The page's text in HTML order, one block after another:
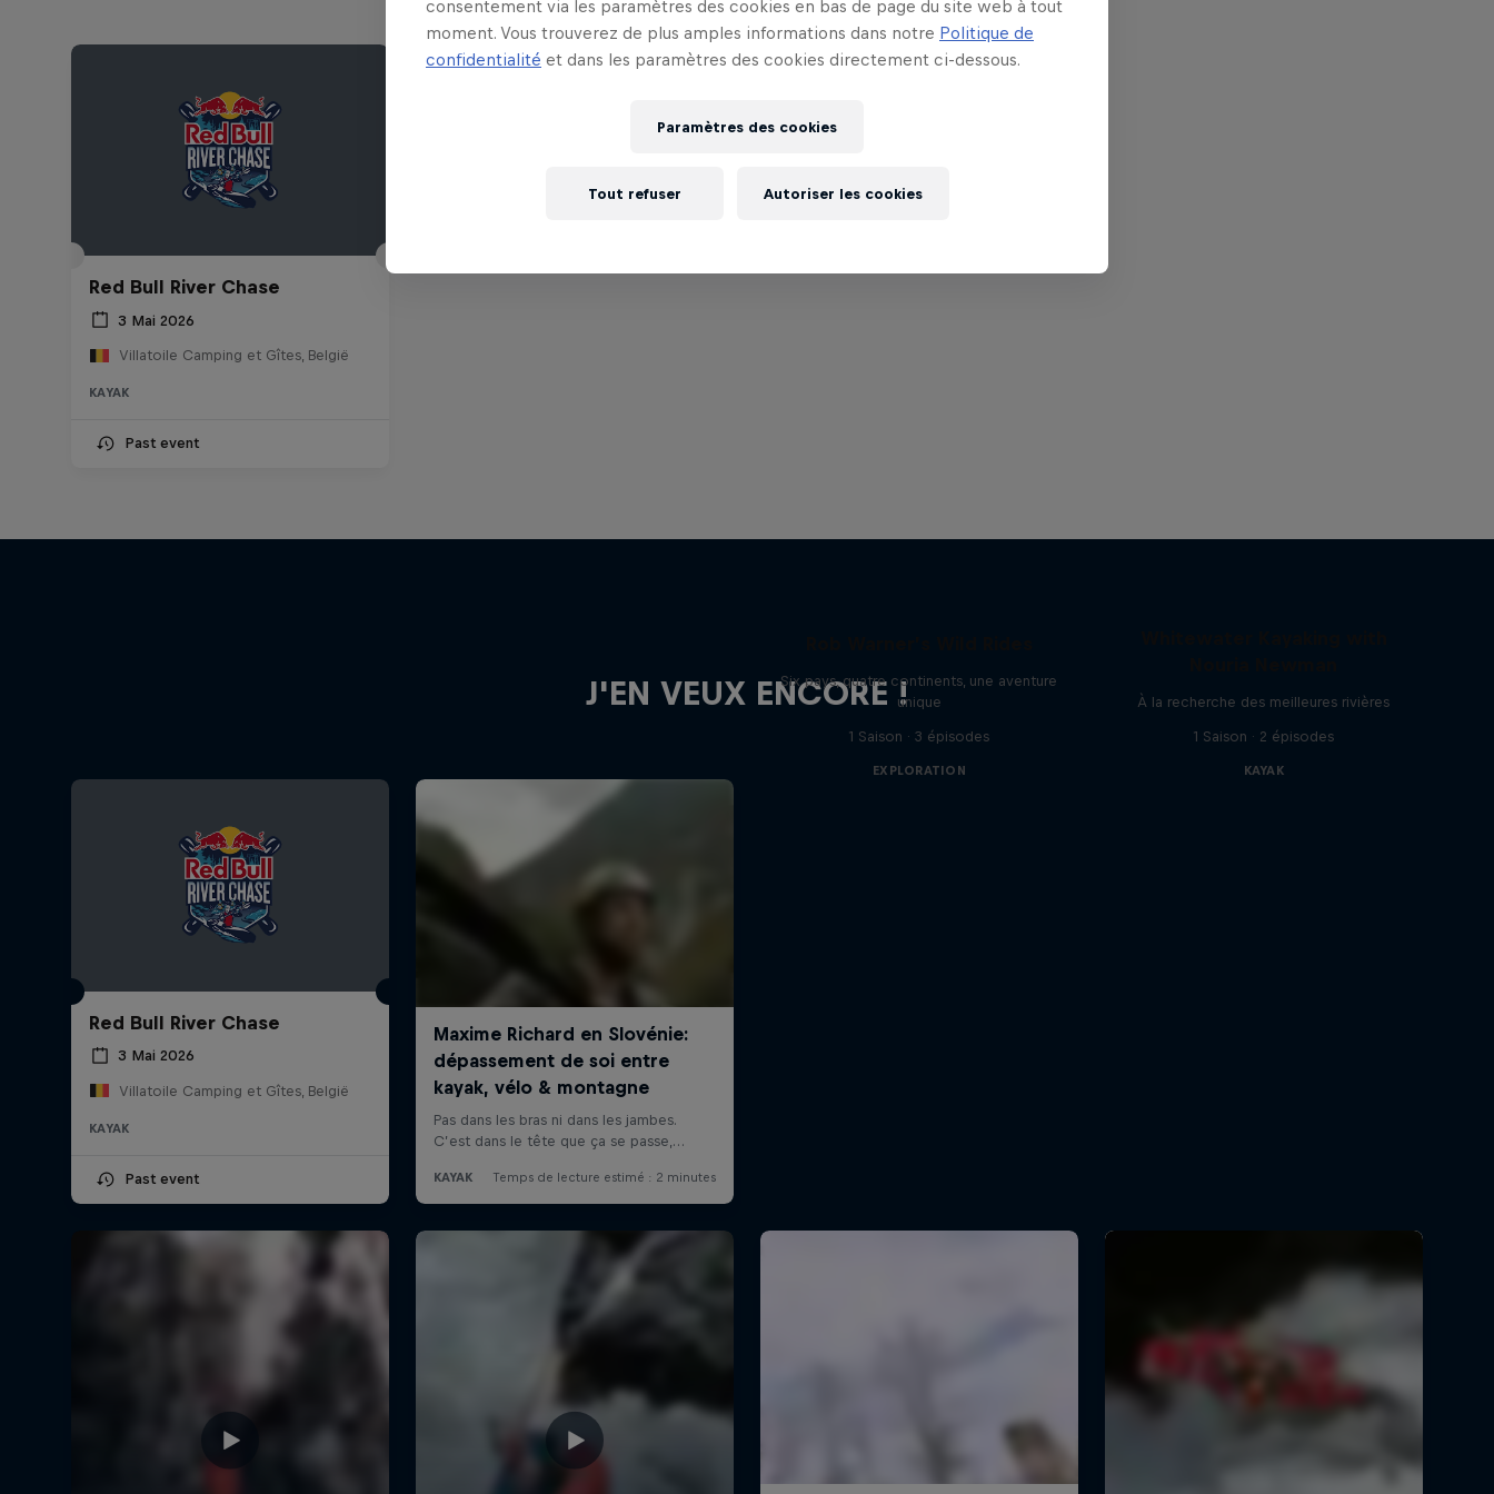
Red Bull River Chase
3 Mai 2026
Villatoile Camping et Gîtes, België
KAYAK
Past event
J'EN VEUX ENCORE !
Red Bull River Chase
3 Mai 2026
Villatoile Camping et Gîtes, België
KAYAK
Past event
Six pays, quatre continents, une aventure
unique
1 Saison · 3 épisodes
EXPLORATION
À la recherche des meilleures rivières
1 Saison · 2 épisodes
KAYAK
consentement via les paramètres des cookies en bas de page du site web à tout
moment. Vous trouverez de plus amples informations dans notre Politique de
confidentialité et dans les paramètres des cookies directement ci-dessous.
Paramètres des cookies
Tout refuser Autoriser les cookies